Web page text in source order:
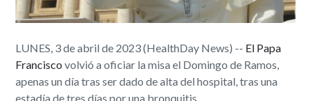
LUNES, 3 de abril de 2023 (HealthDay News) -- El Papa
Francisco volvió a oficiar la misa el Domingo de Ramos,
apenas un día tras ser dado de alta del hospital, tras una
estadía de tres días por una bronquitis.